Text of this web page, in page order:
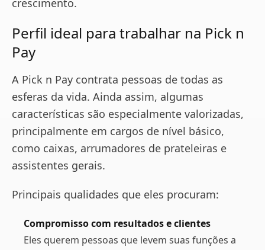
crescimento.
Perfil ideal para trabalhar na Pick n
Pay
A Pick n Pay contrata pessoas de todas as
esferas da vida. Ainda assim, algumas
características são especialmente valorizadas,
principalmente em cargos de nível básico,
como caixas, arrumadores de prateleiras e
assistentes gerais.
Principais qualidades que eles procuram:
Compromisso com resultados e clientes
Eles querem pessoas que levem suas funções a